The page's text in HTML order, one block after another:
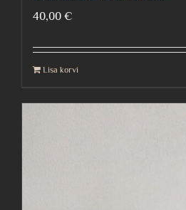
40,00 €
Lisa korvi